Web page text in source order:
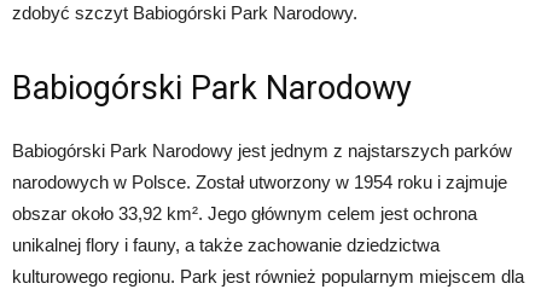
zdobyć szczyt Babiogórski Park Narodowy.
Babiogórski Park Narodowy
Babiogórski Park Narodowy jest jednym z najstarszych parków
narodowych w Polsce. Został utworzony w 1954 roku i zajmuje
obszar około 33,92 km². Jego głównym celem jest ochrona
unikalnej flory i fauny, a także zachowanie dziedzictwa
kulturowego regionu. Park jest również popularnym miejscem dla